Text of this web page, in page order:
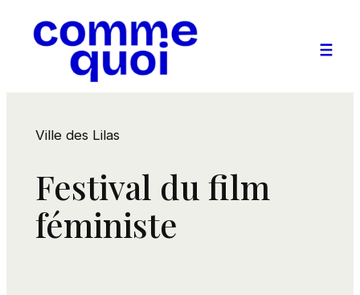
Ville des Lilas
Festival du film
féministe